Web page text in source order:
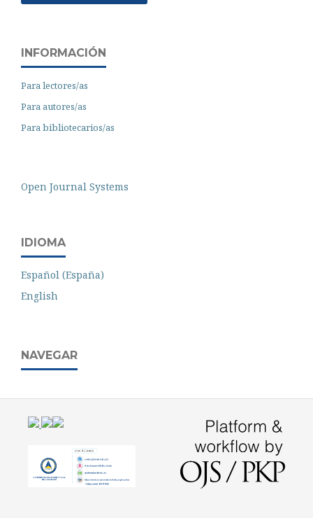
INFORMACIÓN
Para lectores/as
Para autores/as
Para bibliotecarios/as
Open Journal Systems
IDIOMA
Español (España)
English
NAVEGAR